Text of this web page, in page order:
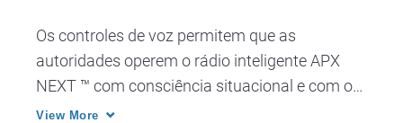
Os controles de voz permitem que as
autoridades operem o rádio inteligente APX
NEXT ™ com consciência situacional e com os
olhos erguidos. Veja como a ViQi® da
View More